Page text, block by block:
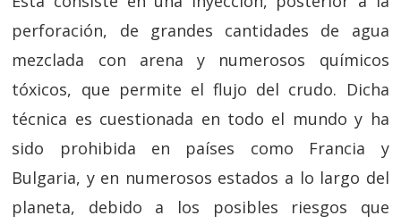
perforación, de grandes cantidades de agua
mezclada con arena y numerosos químicos
tóxicos, que permite el flujo del crudo. Dicha
técnica es cuestionada en todo el mundo y ha
sido prohibida en países como Francia y
Bulgaria, y en numerosos estados a lo largo del
planeta, debido a los posibles riesgos que